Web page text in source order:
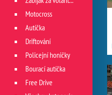
Motocross
Autíčka
Driftování
Policejní honičky
Bourací autíčka
Free Drive